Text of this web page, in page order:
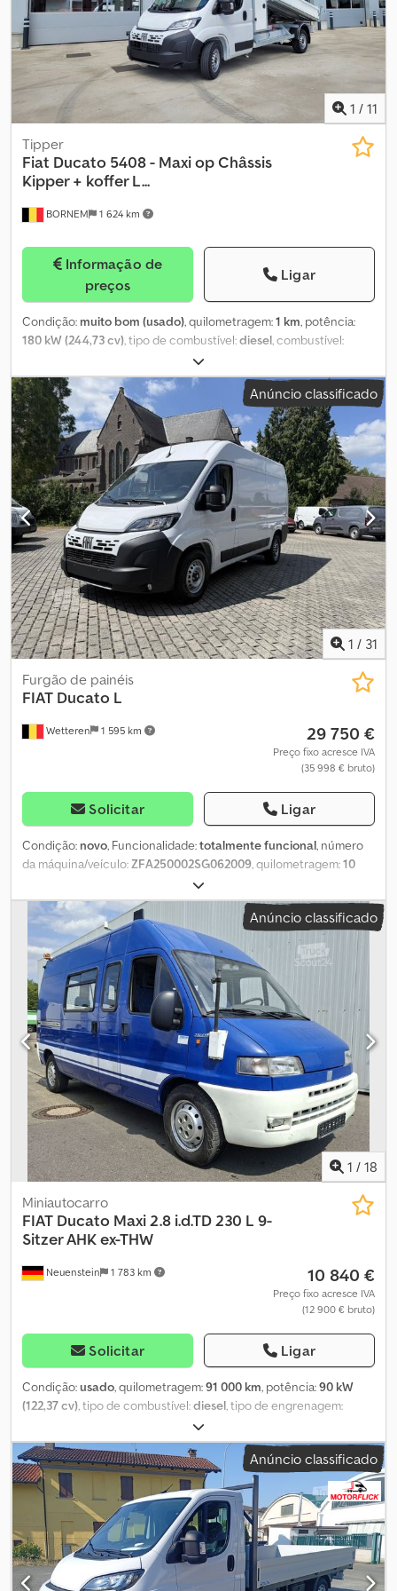
1 / 11
BORNEM 1 624 km
Tipper
Fiat Ducato 5408 - Maxi op Châssis
Kipper + koffer L...
Informação de
preços
Ligar
Condição: muito bom (usado), quilometragem:1 km, potência:
180 kW (244,73 cv), tipo de combustível:diesel, combustível:
, tipo de engrenagem:
velocidades:6, número de lugares:3, Ano de fabrico:2026,
Número de portas: 2 Classe de emissões: Euro 0 Dkodpfxezliy Is
Afgor Estado técnico: muito bom Estado estético: muito bom
Danos: nenhum Garantia: Não Preço: Sob consulta IVA/Regime de
tributação diferenciada: IVA dedutível
Anúncio classificado
1 / 31
Wetteren 1 595 km
Furgão de painéis
FIAT Ducato L
29 750 €
Preço fixo acresce IVA
(35 998 € bruto)
Solicitar Ligar
Condição: novo, Funcionalidade:totalmente funcional, número
da máquina/veículo:ZFA250002SG062009, quilometragem:10
102,97 kW (140,00 cv)
tipo de combustível:diesel, peso máximo de carga:3 500 kg,
estado dos pneus:100 percentagem , combustível:diesel,
Emissões de CO₂:184 g/km, cor:branco
, tipo de engrenagem:
automático
, número de velocidades:8, classe de emissão:
número de lugares: 3 , comprimento do espaço de carga:
mm , altura do espaço de carga:1 910 mm , Ano de fabrico:
Equipamento:ABS, Android Auto, Apple CarPlay, Bluetooth,
Porta USB, ajuste de altura do assento do condutor, ar
condicionado, assistente de manutenção de faixa, assistente
de ângulo morto, computador de bordo, controlo de
velocidade de cruzeiro, câmara de marcha-atrás, espelho
retrovisor elétrico, faróis de nevoeiro, fecho centralizado,
histórico completo de manutenção, porta deslizante,
regulação eléctrica dos vidros, sistema de navegação, Banco
com suspensão hidráulica. Dkedpfx Afozkkuqegsr
Anúncio classificado
1 / 18
Neuenstein 1 783 km
Miniautocarro
FIAT Ducato Maxi 2.8 i.d.TD 230 L 9-
Sitzer AHK ex-THW
10 840 €
Preço fixo acresce IVA
(12 900 € bruto)
Solicitar Ligar
Condição:usado, quilometragem:91 000 km, potência:90 kW
(122,37 cv), tipo de combustível:diesel, tipo de engrenagem:
, primeira matrícula:
classe de emissão:euro1, cor:azul, número de lugares:9,
Equipamento:aquecedor estacionário
, * 8574 – Identificação do
veículo para consultas telefónicas * Veículo ex-THW, veículo
especial de proteção civil * 9 lugares, teto alto, versão maxi
alongada * Motor 2.8l JTD, 122 CV * Caixa de velocidades manual
de 5 velocidades, 9 lugares (3+3+3), mesa dobrável, aquecimento
estacionário, vidros elétricos, espelhos elétricos ajustáveis, porta
de correr à direita, grade de separação do compartimento de
Anúncio classificado